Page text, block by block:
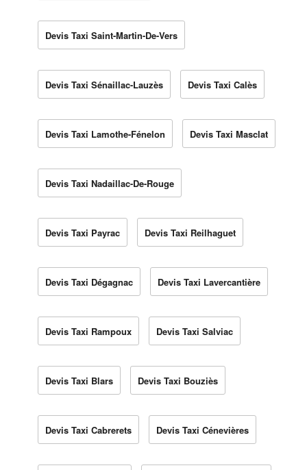
Devis Taxi Saint-Martin-De-Vers
Devis Taxi Sénaillac-Lauzès Devis Taxi Calès
Devis Taxi Lamothe-Fénelon Devis Taxi Masclat
Devis Taxi Nadaillac-De-Rouge
Devis Taxi Payrac Devis Taxi Reilhaguet
Devis Taxi Dégagnac Devis Taxi Lavercantière
Devis Taxi Rampoux Devis Taxi Salviac
Devis Taxi Blars Devis Taxi Bouziès
Devis Taxi Cabrerets Devis Taxi Cénevières